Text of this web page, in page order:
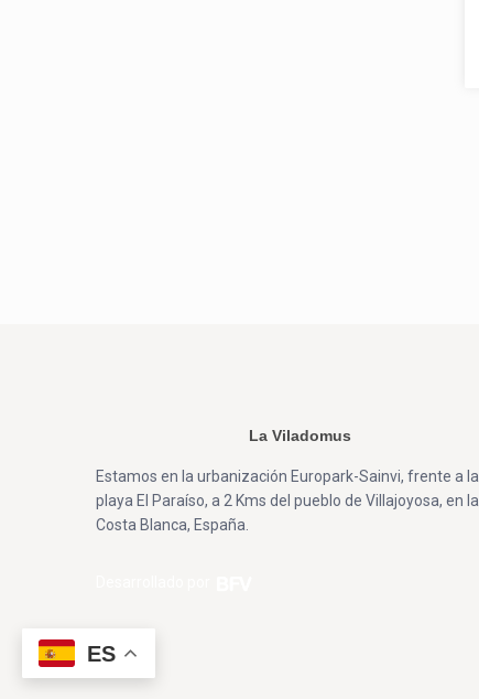
La Viladomus
Estamos en la urbanización Europark-Sainvi, frente a la
playa El Paraíso, a 2 Kms del pueblo de Villajoyosa, en la
Costa Blanca, España.
ES